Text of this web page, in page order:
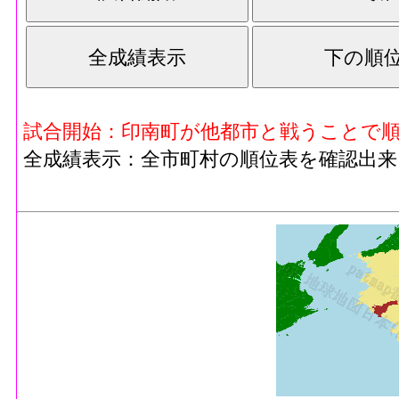
試合開始：印南町が他都市と戦うことで
全成績表示：全市町村の順位表を確認出